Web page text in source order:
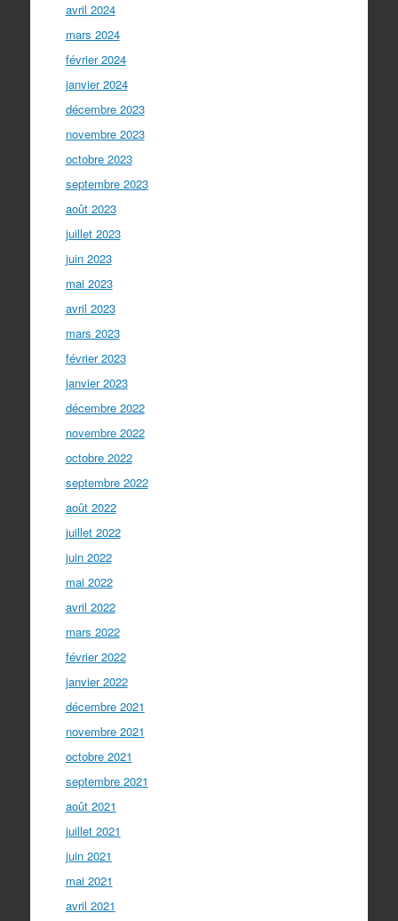
avril 2024
mars 2024
février 2024
janvier 2024
décembre 2023
novembre 2023
octobre 2023
septembre 2023
août 2023
juillet 2023
juin 2023
mai 2023
avril 2023
mars 2023
février 2023
janvier 2023
décembre 2022
novembre 2022
octobre 2022
septembre 2022
août 2022
juillet 2022
juin 2022
mai 2022
avril 2022
mars 2022
février 2022
janvier 2022
décembre 2021
novembre 2021
octobre 2021
septembre 2021
août 2021
juillet 2021
juin 2021
mai 2021
avril 2021